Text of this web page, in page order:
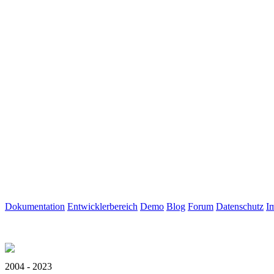
Dokumentation Entwicklerbereich Demo Blog Forum Datenschutz
2004 - 2023